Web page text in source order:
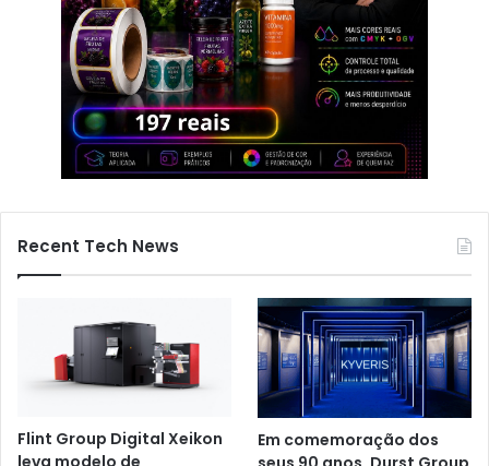
Recent Tech News
Flint Group Digital Xeikon
Em comemoração dos